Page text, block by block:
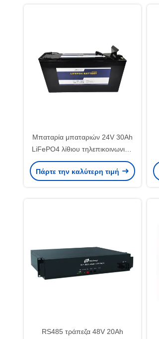
Μπαταρία μπαταριών 24V 30Ah
LiFePO4 λίθιου τηλεπικοινωνιών
συστημάτων ηλεκτρικής δύναμης
Πάρτε την καλύτερη τιμή
RS485 τράπεζα 48V 20Ah